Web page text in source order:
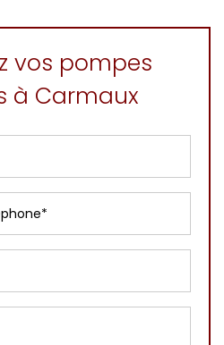
vos pompes
à Carmaux